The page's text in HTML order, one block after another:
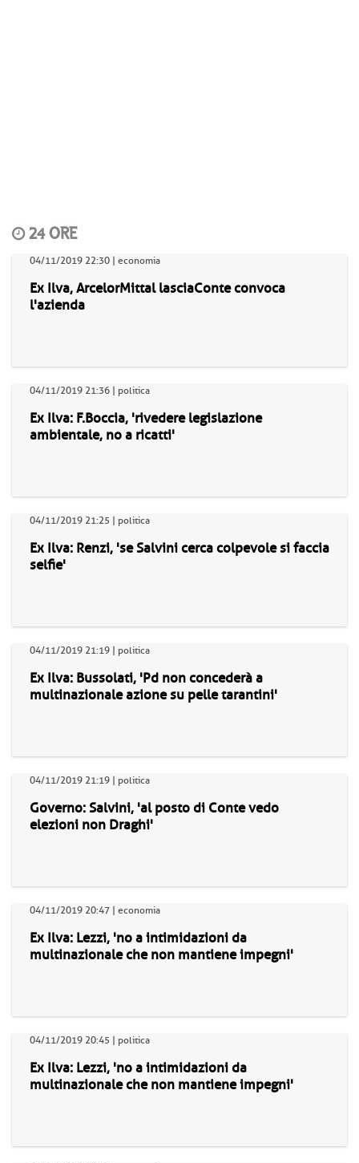
24 ORE
04/11/2019 22:30 | economia
Ex Ilva, ArcelorMittal lasciaConte convoca
l'azienda
04/11/2019 21:36 | politica
Ex Ilva: F.Boccia, 'rivedere legislazione
ambientale, no a ricatti'
04/11/2019 21:25 | politica
Ex Ilva: Renzi, 'se Salvini cerca colpevole si faccia
selfie'
04/11/2019 21:19 | politica
Ex Ilva: Bussolati, 'Pd non concederà a
multinazionale azione su pelle tarantini'
04/11/2019 21:19 | politica
Governo: Salvini, 'al posto di Conte vedo
elezioni non Draghi'
04/11/2019 20:47 | economia
Ex Ilva: Lezzi, 'no a intimidazioni da
multinazionale che non mantiene impegni'
04/11/2019 20:45 | politica
Ex Ilva: Lezzi, 'no a intimidazioni da
multinazionale che non mantiene impegni'